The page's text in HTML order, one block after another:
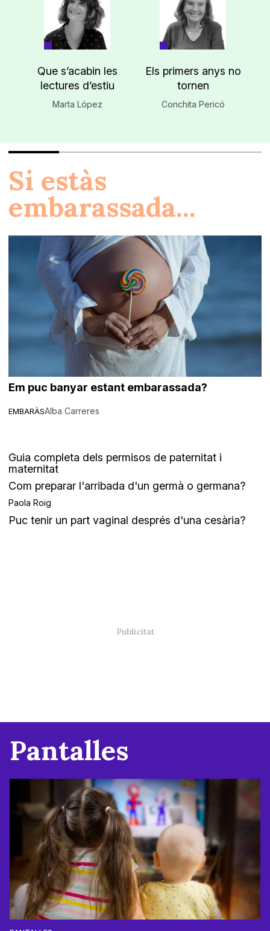
Que s’acabin les
lectures d’estiu
Marta López
Els primers anys no
tornen
Conchita Pericó
Si estàs
embarassada...
EMBARÀS
Em puc banyar estant embarassada?
Alba Carreres
Guia completa dels permisos de paternitat i
maternitat
Com preparar l'arribada d'un germà o germana?
Paola Roig
Puc tenir un part vaginal després d'una cesària?
Pantalles